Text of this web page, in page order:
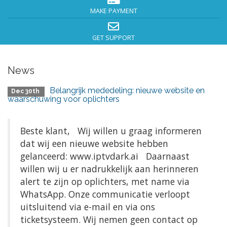
MAKE PAYMENT
GET SUPPORT
News
Dec 30th
Belangrijk mededeling: nieuwe website en
waarschuwing voor oplichters
Beste klant, Wij willen u graag informeren
dat wij een nieuwe website hebben
gelanceerd: www.iptvdark.ai Daarnaast
willen wij u er nadrukkelijk aan herinneren
alert te zijn op oplichters, met name via
WhatsApp. Onze communicatie verloopt
uitsluitend via e-mail en via ons
ticketsysteem. Wij nemen geen contact op